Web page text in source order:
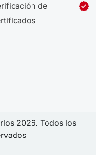
de
2026. Todos los